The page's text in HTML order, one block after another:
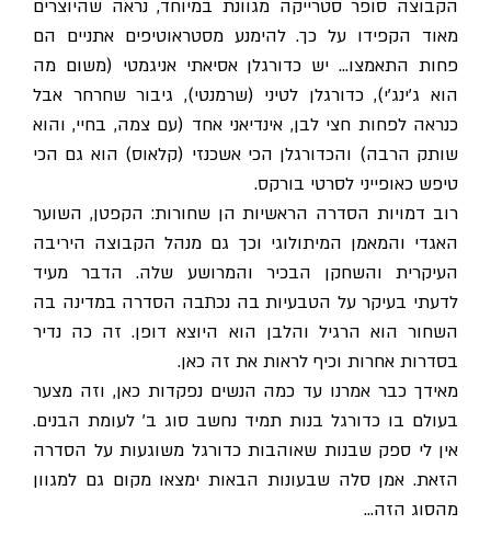
הקבוצה סופר סטרייקה מגוונת במיוחד, נראה שהיוצרים
מאוד הקפידו על כך. להימנע מסטראוטיפים אתניים הם
פחות התאמצו… יש כדורגלן אסיאתי אניגמטי (משום מה
הוא ג'ינג'י), כדורגלן לטיני (שרמנטי), גיבור שחרחר אבל
כנראה לפחות חצי לבן, אינדיאני אחד (עם צמה, בחיי, והוא
שותק הרבה) והכדורגלן הכי אשכנזי (קלאוס) הוא גם הכי
טיפש כאופייני לסרטי בורקס.
רוב דמויות הסדרה הראשיות הן שחורות: הקפטן, השוער
האגדי והמאמן המיתולוגי וכך גם מנהל הקבוצה היריבה
העיקרית והשחקן הבכיר והמרושע שלה. הדבר מעיד
לדעתי בעיקר על הטבעיות בה נכתבה הסדרה במדינה בה
השחור הוא הרגיל והלבן הוא היוצא דופן. זה כה נדיר
בסדרות אחרות וכיף לראות את זה כאן.
מאידך כבר אמרנו עד כמה הנשים נפקדות כאן, וזה מצער
בעולם בו כדורגל בנות תמיד נחשב סוג ב' לעומת הבנים.
אין לי ספק שבנות שאוהבות כדורגל משוגעות על הסדרה
הזאת. אמן סלה שבעונות הבאות ימצאו מקום גם למגוון
מהסוג הזה…